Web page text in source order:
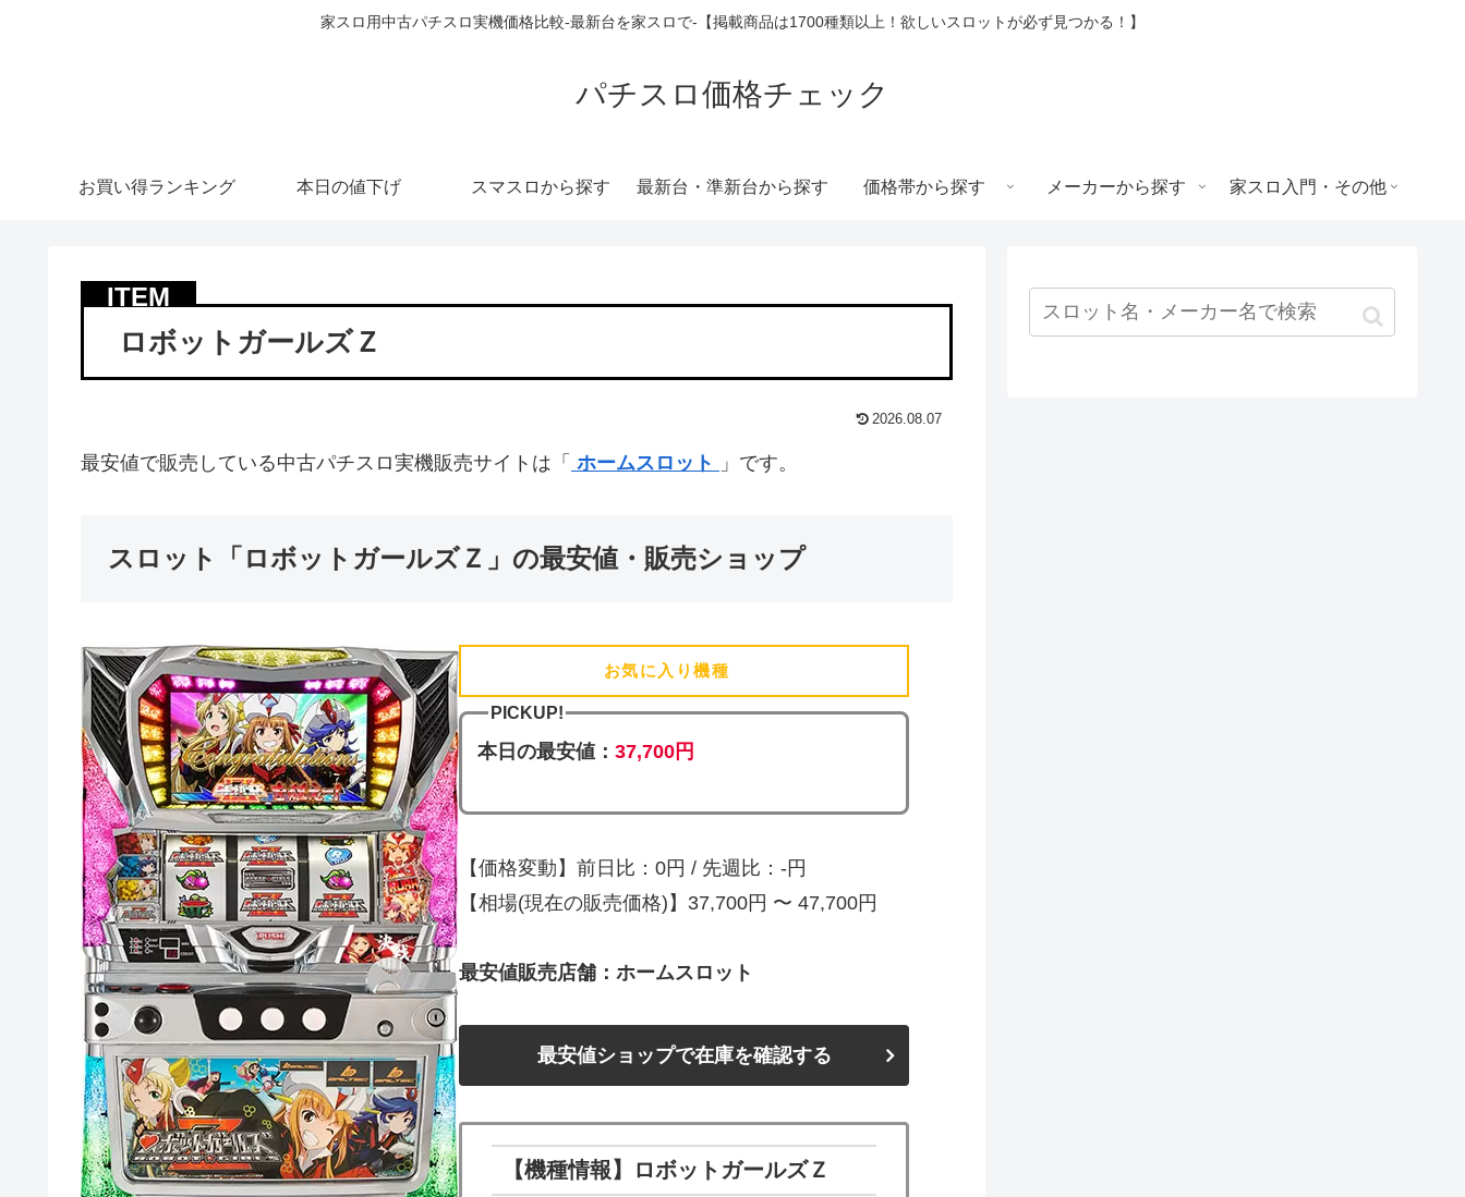
家スロ用中古パチスロ実機価格比較-最新台を家スロで-【掲載商品は1700種類以上！欲しいスロットが必ず見つかる！】
パチスロ価格チェック
お買い得ランキング 本日の値下げ スマスロから探す 最新台・準新台から探す 価格帯から探す メーカーから探す 家スロ入門・その他
ロボットガールズＺ
2026.08.07
最安値で販売している中古パチスロ実機販売サイトは「 ホームスロット 」です。
スロット「ロボットガールズＺ」の最安値・販売ショップ
お気に入り機種
PICKUP!
本日の最安値：37,700円
【価格変動】前日比：0円 / 先週比：-円
【相場(現在の販売価格)】37,700円 〜 47,700円
最安値販売店舗：ホームスロット
最安値ショップで在庫を確認する
【機種情報】ロボットガールズＺ